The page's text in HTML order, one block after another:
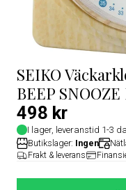
SEIKO
BEEP
498 kr
I lager, leveranstid 1-3
Butikslager: Ingen
Frakt & leverans